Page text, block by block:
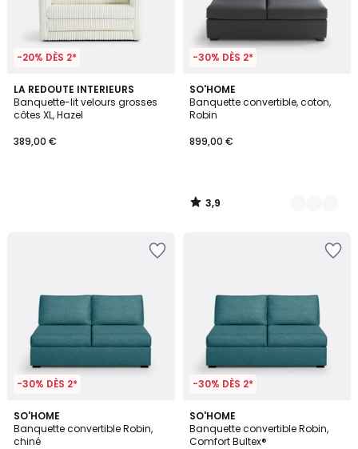
-20% DÈS 2*
LA REDOUTE INTERIEURS
Banquette-lit velours grosses
côtes XL, Hazel
389,00 €
-30% DÈS 2*
SO'HOME
Banquette convertible, coton,
Robin
899,00 €
3,9
/ 5
5
Couleurs
3,9
/
-30% DÈS 2*
SO'HOME
Banquette convertible Robin,
chiné
3,2
/ 5
5
Couleurs
-30% DÈS 2*
SO'HOME
Banquette convertible Robin,
Comfort Bultex®
3,8
/ 5
5
Couleurs